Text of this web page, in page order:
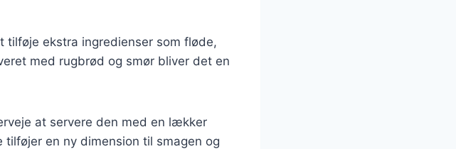
tilføje ekstra ingredienser som fløde,
med rugbrød og smør bliver det en
at servere den med en lækker
en ny dimension til smagen og